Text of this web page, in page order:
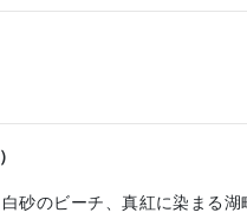
砂のビーチ、真紅に染まる湖